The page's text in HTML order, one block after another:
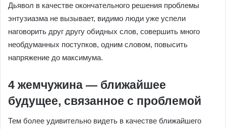
Дьявол в качестве окончательного решения проблемы
энтузиазма не вызывает, видимо люди уже успели
наговорить друг другу обидных слов, совершить много
необдуманных поступков, одним словом, повысить
напряжение до максимума.
4 жемчужина — ближайшее
будущее, связанное с проблемой
Тем более удивительно видеть в качестве ближайшего